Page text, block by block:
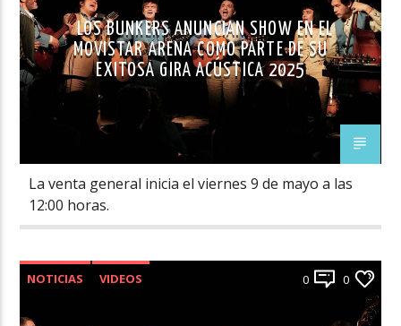
LOS BUNKERS ANUNCIAN SHOW EN EL
MOVISTAR ARENA COMO PARTE DE SU
EXITOSA GIRA ACÚSTICA 2025
La venta general inicia el viernes 9 de mayo a las
12:00 horas.
NOTICIAS VIDEOS 0 0